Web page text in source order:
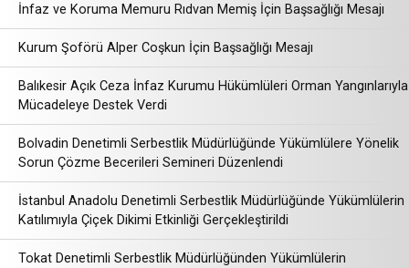
İnfaz ve Koruma Memuru Rıdvan Memiş İçin Başsağlığı Mesajı
Kurum Şoförü Alper Coşkun İçin Başsağlığı Mesajı
Balıkesir Açık Ceza İnfaz Kurumu Hükümlüleri Orman Yangınlarıyla
Mücadeleye Destek Verdi
Bolvadin Denetimli Serbestlik Müdürlüğünde Yükümlülere Yönelik
Sorun Çözme Becerileri Semineri Düzenlendi
İstanbul Anadolu Denetimli Serbestlik Müdürlüğünde Yükümlülerin
Katılımıyla Çiçek Dikimi Etkinliği Gerçekleştirildi
Tokat Denetimli Serbestlik Müdürlüğünden Yükümlülerin